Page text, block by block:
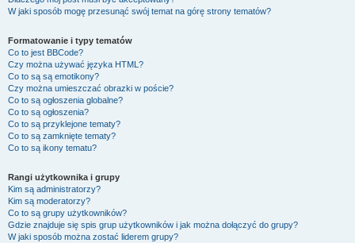
W jaki sposób mogę przesunąć swój temat na górę strony tematów?
Formatowanie i typy tematów
Co to jest BBCode?
Czy można używać języka HTML?
Co to są są emotikony?
Czy można umieszczać obrazki w poście?
Co to są ogłoszenia globalne?
Co to są ogłoszenia?
Co to są przyklejone tematy?
Co to są zamknięte tematy?
Co to są ikony tematu?
Rangi użytkownika i grupy
Kim są administratorzy?
Kim są moderatorzy?
Co to są grupy użytkowników?
Gdzie znajduje się spis grup użytkowników i jak można dołączyć do grupy?
W jaki sposób można zostać liderem grupy?